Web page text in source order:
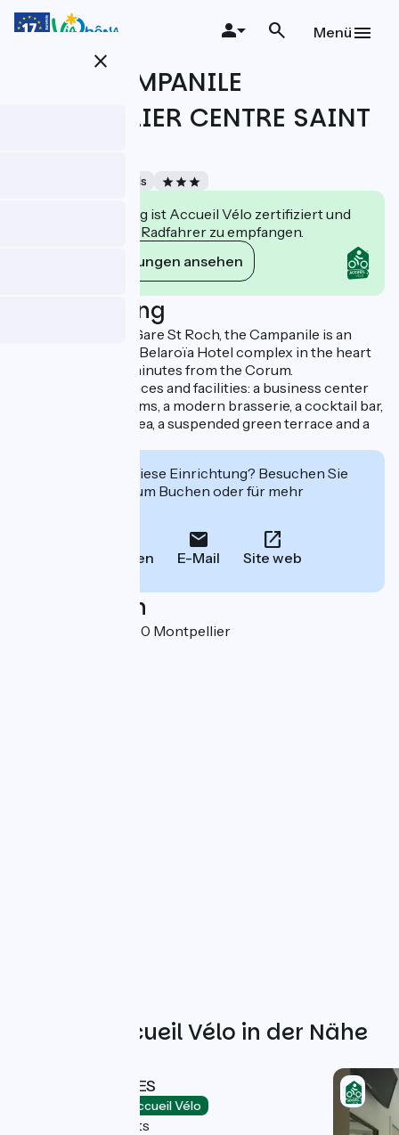
Direkt
zum
close
Menü
HOTEL CAMPANILE
MONTPELLIER CENTRE SAINT
Hotels
Diese Einrichtung ist Accueil Vélo zertifiziert und
verpflichtet sich, Radfahrer zu empfangen.
Ihre Verpflichtungen ansehen
Beschreibung
Located opposite Gare St Roch, the Campanile is an
integral part of the Belaroïa Hotel complex in the heart
of Montpellier, 10 minutes from the Corum.
Incomparable services and facilities: a business center
with 7 modular rooms, a modern brasserie, a cocktail bar,
a spa/well-being area, a suspended green terrace and a
Interessiert Sie diese Einrichtung? Besuchen Sie
deren Website zum Buchen oder für mehr
Anrufen E-Mail Site web
Localisation
11 Rue Pagezy 34000 Montpellier
Weitere Accueil Vélo in der Nähe
HOTEL LES ALIZES
Accueil Vélo
Palavas-les-Flots